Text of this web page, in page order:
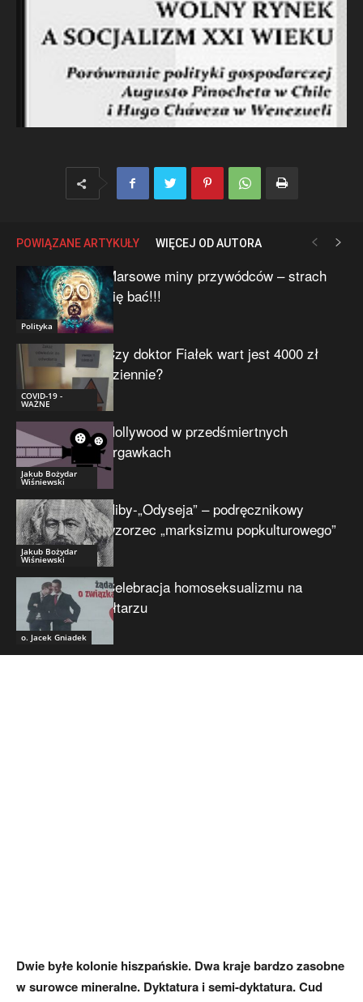
POWIĄZANE ARTYKUŁY WIĘCEJ OD AUTORA
Polityka
Marsowe miny przywódców – strach
się bać!!!
COVID-19 -
WAŻNE
Czy doktor Fiałek wart jest 4000 zł
dziennie?
Jakub Bożydar
Wiśniewski
Hollywood w przedśmiertnych
drgawkach
Jakub Bożydar
Wiśniewski
Niby-„Odyseja” – podręcznikowy
wzorzec „marksizmu popkulturowego”
o. Jacek Gniadek
Celebracja homoseksualizmu na
ołtarzu
Dwie byłe kolonie hiszpańskie. Dwa kraje bardzo zasobne
w surowce mineralne. Dyktatura i semi-dyktatura. Cud